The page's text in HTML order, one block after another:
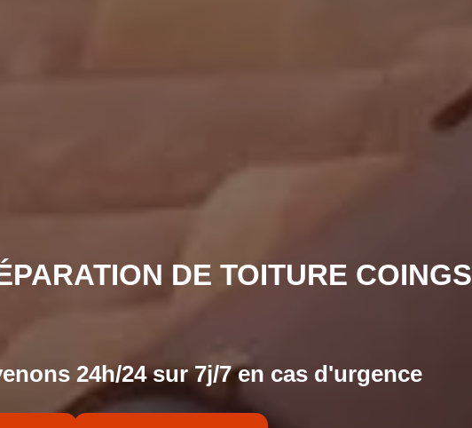
DE TOITURE COINGS
24h/24 sur 7j/7 en cas d'urgence